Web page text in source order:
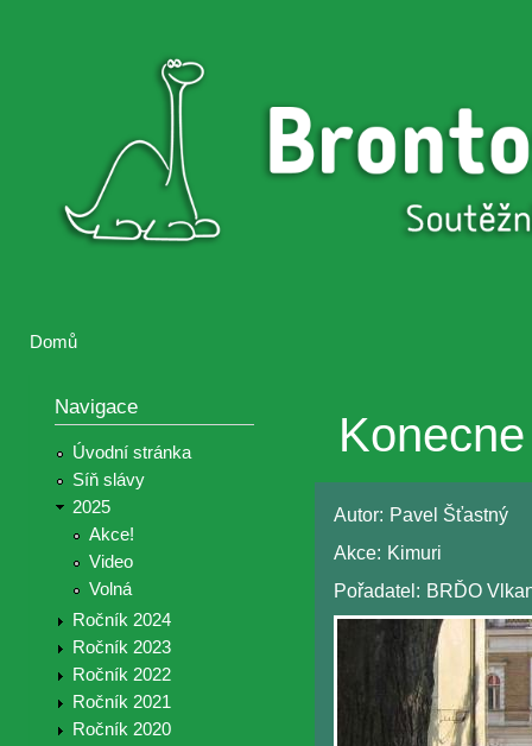
Brontosaurus
Brontosaurus
Domů
Navigace
Úvodní stránka
Síň slávy
2025
Akce!
Video
Volná
Ročník 2024
Ročník 2023
Ročník 2022
Ročník 2021
Ročník 2020
Autor: Pavel Šťastný
Akce: Kimuri
Pořadatel: BRĎO